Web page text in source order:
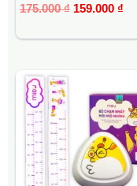
Được xếp
hạng
175.000₫ 159.000 ₫
gốc
135.000 ₫.
tại
là: